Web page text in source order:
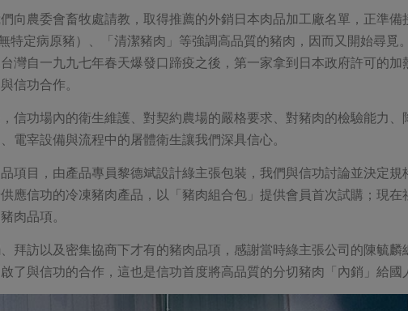
向農委會畜牧處請教，取得推薦的外銷日本肉品加工廠名單，正準
特定病原豬）、「清潔豬肉」等強調高品質的豬肉，因而又開始尋覓
灣自一九九七年春天爆發口蹄疫之後，第一家拿到日本政府許可的
信功合作。
信功場內的衛生維護、對契約農場的嚴格要求、對豬肉的檢驗能力、
電宰設備與流程中的屠體衛生讓我們深具信心。
項目，由產品專員黎德斌設計綠主張包裝，我們與信功討論並決定
應信功的冷凍豬肉產品，以「豬肉組合包」提供會員首次試購；現
肉品項。
拜訪以及密集協商下才有的豬肉品項，感謝當時綠主張公司的陳毓
了與信功的合作，這也是信功首度將高品質的分切豬肉「內銷」給國